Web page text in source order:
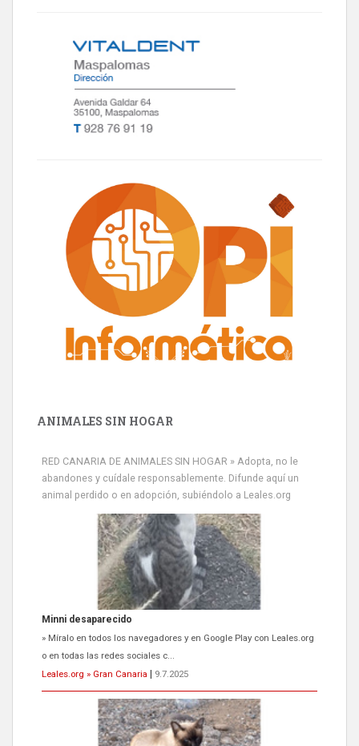
ANIMALES SIN HOGAR
RED CANARIA DE ANIMALES SIN HOGAR » Adopta, no le
abandones y cuídale responsablemente. Difunde aquí un
animal perdido o en adopción, subiéndolo a Leales.org
Minni desaparecido
» Míralo en todos los navegadores y en Google Play con Leales.org
o en todas las redes sociales c...
Leales.org » Gran Canaria
9.7.2025